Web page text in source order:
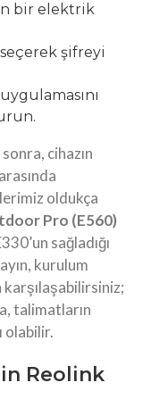
bir elektrik
şifreyi
cihazın
oldukça
Pro (E560)
sağladığı
kurulum
karşılaşabilirsiniz;
talimatların
olabilir.
Reolink